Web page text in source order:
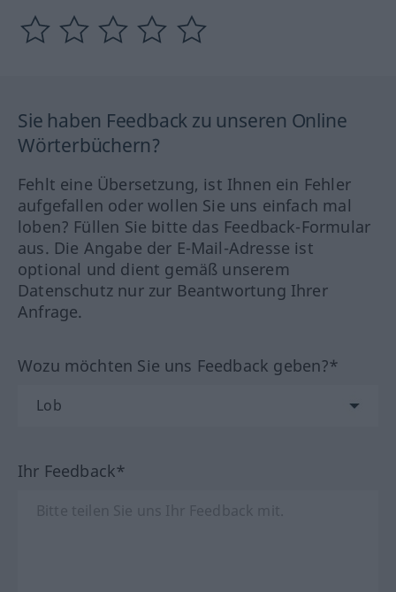
Sie haben Feedback zu unseren Online
Wörterbüchern?
Fehlt eine Übersetzung, ist Ihnen ein Fehler
aufgefallen oder wollen Sie uns einfach mal
loben? Füllen Sie bitte das Feedback-Formular
aus. Die Angabe der E-Mail-Adresse ist
optional und dient gemäß unserem
Datenschutz nur zur Beantwortung Ihrer
Anfrage.
Wozu möchten Sie uns Feedback geben?*
Ihr Feedback*